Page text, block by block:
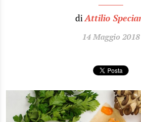
diAttilio
14 Maggio 2018